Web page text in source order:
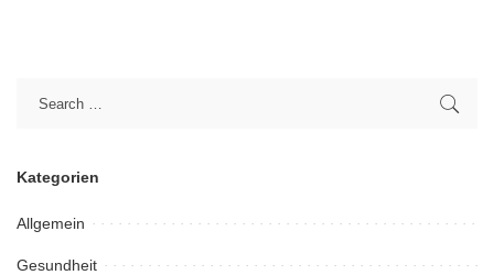
Kategorien
Allgemein
Gesundheit